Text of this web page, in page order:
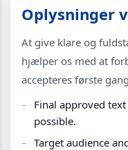
Oplysninger
At give klare og
hjælper os med at
accepteres første
Final approved
possible.
Target audience